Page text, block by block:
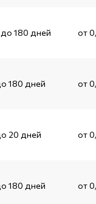
до 180 дней от
180 дней от
20 дней от
180 дней от